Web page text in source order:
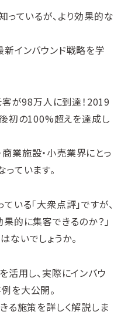
っているが、より効果的な
インバウンド戦略を学
が98万人に到達！2019
初の100%超えを達成し
業施設・小売業界にとっ
ています。
いる「大衆点評」ですが、
的に集客できるのか？」
ないでしょうか。
活用し、実際にインバウ
を大公開。
る施策を詳しく解説しま